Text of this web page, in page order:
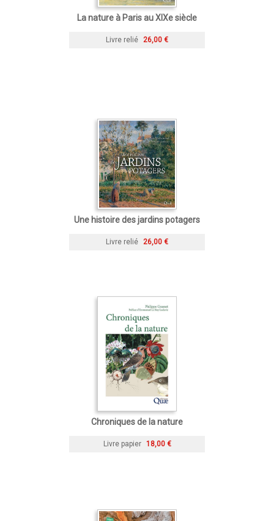
La nature à Paris au XIXe siècle
Livre relié 26,00 €
Une histoire des jardins potagers
Livre relié 26,00 €
Chroniques de la nature
Livre papier 18,00 €